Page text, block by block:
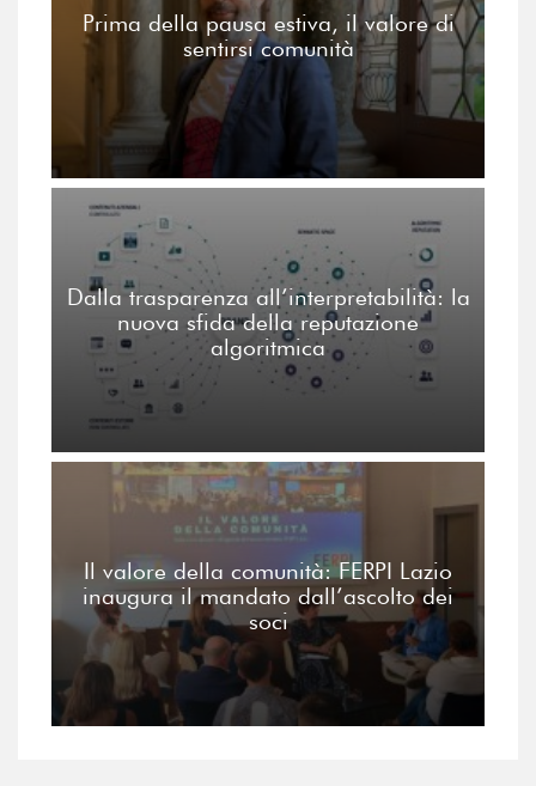
Prima della pausa estiva, il valore di
sentirsi comunità
Dalla trasparenza all’interpretabilità: la
nuova sfida della reputazione
algoritmica
Il valore della comunità: FERPI Lazio
inaugura il mandato dall’ascolto dei
soci